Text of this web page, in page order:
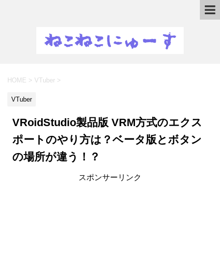
HOME > VTuber >
VTuber
VRoidStudio製品版 VRM方式のエクス
ポートのやり方は？ベータ版とボタン
の場所が違う！？
スポンサーリンク